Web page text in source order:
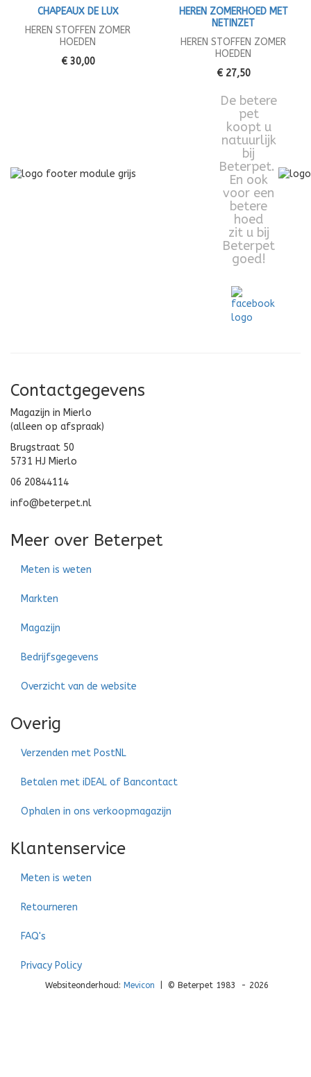
CHAPEAUX DE LUX
HEREN STOFFEN ZOMER
HOEDEN
€ 30,00
HEREN ZOMERHOED MET
NETINZET
HEREN STOFFEN ZOMER
HOEDEN
€ 27,50
De betere
pet
koopt u
natuurlijk
bij
Beterpet.
En ook
voor een
betere
hoed
zit u bij
Beterpet
goed!
Contactgegevens
Magazijn in Mierlo
(alleen op afspraak)
Brugstraat 50
5731 HJ Mierlo
06 20844114
info@beterpet.nl
Meer over Beterpet
Meten is weten
Markten
Magazijn
Bedrijfsgegevens
Overzicht van de website
Overig
Verzenden met PostNL
Betalen met iDEAL of Bancontact
Ophalen in ons verkoopmagazijn
Klantenservice
Meten is weten
Retourneren
FAQ's
Privacy Policy
Websiteonderhoud: Mevicon | © Beterpet 1983 - 2026